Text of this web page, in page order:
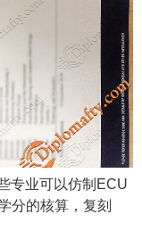
专业可以仿制ECU
分的核算，复刻